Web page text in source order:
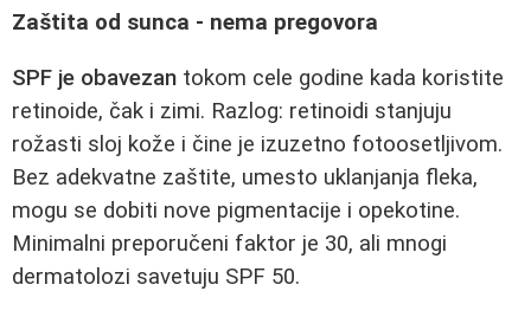
Zaštita od sunca - nema pregovora
SPF je obavezan tokom cele godine kada koristite
retinoide, čak i zimi. Razlog: retinoidi stanjuju
rožasti sloj kože i čine je izuzetno fotoosetljivom.
Bez adekvatne zaštite, umesto uklanjanja fleka,
mogu se dobiti nove pigmentacije i opekotine.
Minimalni preporučeni faktor je 30, ali mnogi
dermatolozi savetuju SPF 50.